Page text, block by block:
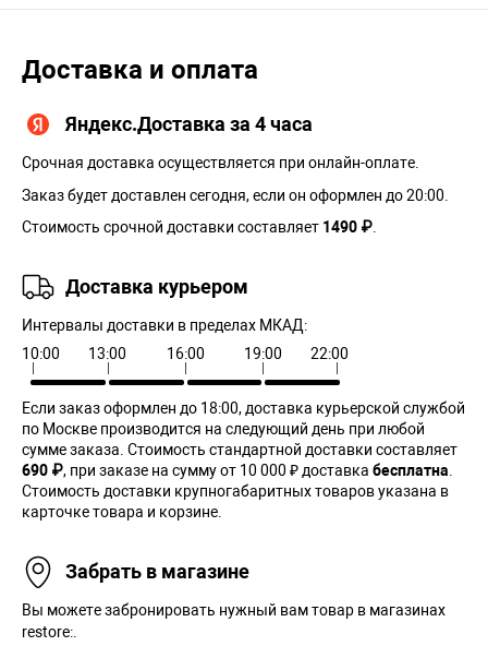
Доставка и оплата
Яндекс.Доставка за 4 часа
Срочная доставка осуществляется при онлайн-оплате.
Заказ будет доставлен сегодня, если он оформлен до 20:00.
Стоимость срочной доставки составляет 1490 ₽
Доставка курьером
Интервалы доставки в пределах МКАД:
10:00
13:00 16:00 19:00 22:00
Если заказ оформлен до 18:00, доставка курьерской службой
по Москве производится на следующий день при любой
сумме заказа. Cтоимость стандартной доставки составляет
690 ₽, при заказе на сумму от 10 000 ₽ доставка бесплатна
Стоимость доставки крупногабаритных товаров указана в
карточке товара и корзине.
Забрать в магазине
Вы можете забронировать нужный вам товар в магазинах
restore:.